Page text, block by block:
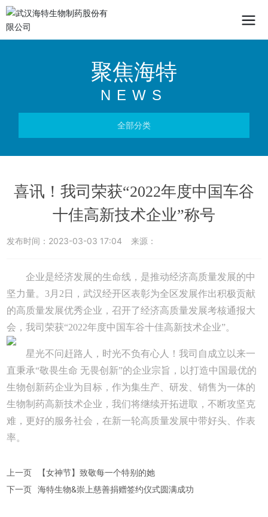
聚焦海特
NEWS
全部分类
喜讯！我司荣获“2022年度中国车谷
十佳高新技术企业”称号
发布时间： 2023-03-03 17:04 来源：
企业是经济发展的生命线，是推动经济高质量发展的中
坚力量。3月2日，武汉经开区表彰为全区发展作出积极贡献
的高质量发展优秀企业，召开了经济高质量发展考核通报大
会，我司荣获“2022年度中国车谷十佳高新技术企业”。
星光不问赶路人，时光不负有心人！我司自成立以来一
直秉承“敬畏生命 无畏创新”的企业宗旨，以打造中国最优的
生物创新药企业为目标，作为集生产、研发、销售为一体的
生物制药高新技术企业，我们将继续开拓进取，不断攻坚克
难，更好的服务社会，在新一轮高质量发展中带好头、作表
率。
上一页
【女神节】致敬每一个特别的她
海特生物&崇上慈善捐赠签约仪式圆满成功
下一页